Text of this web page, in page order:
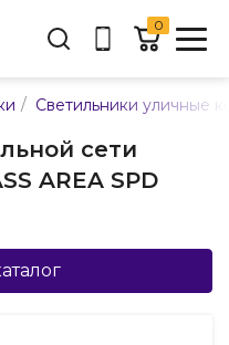
17:30
04-00
0
/ Светильники уличные
сети
AREA SPD